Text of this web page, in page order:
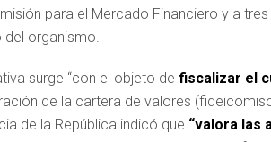
para el Mercado Financiero y a
del organismo.
surge “con el objeto de fiscalizar el
de la cartera de valores
de la República indicó que “valora las